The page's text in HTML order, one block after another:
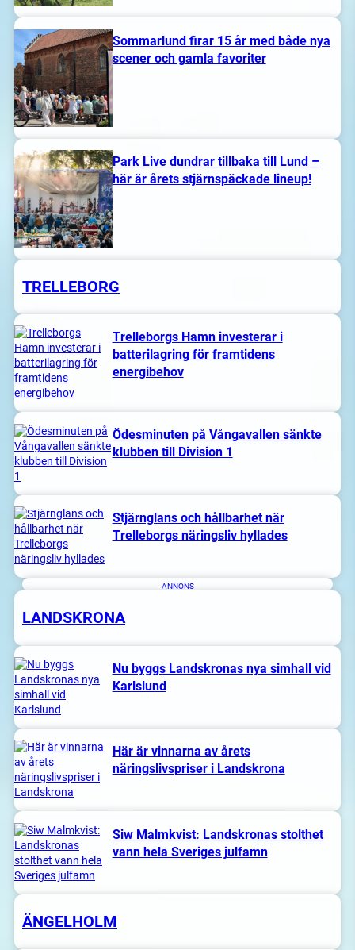
Sommarlund firar 15 år med både nya
scener och gamla favoriter
Park Live dundrar tillbaka till Lund –
här är årets stjärnspäckade lineup!
TRELLEBORG
Trelleborgs Hamn investerar i
batterilagring för framtidens
energibehov
Ödesminuten på Vångavallen sänkte
klubben till Division 1
Stjärnglans och hållbarhet när
Trelleborgs näringsliv hyllades
ANNONS
LANDSKRONA
Nu byggs Landskronas nya simhall vid
Karlslund
Här är vinnarna av årets
näringslivspriser i Landskrona
Siw Malmkvist: Landskronas stolthet
vann hela Sveriges julfamn
ÄNGELHOLM